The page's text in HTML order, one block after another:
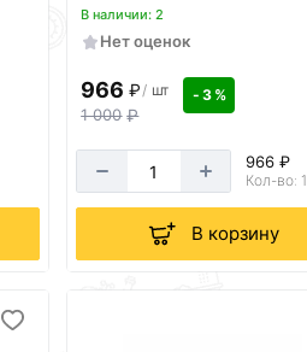
В наличии: 2
Нет оценок
966 ₽ / шт
1 000 ₽
- 3 %
966 ₽
Кол-во: 1
В корзину